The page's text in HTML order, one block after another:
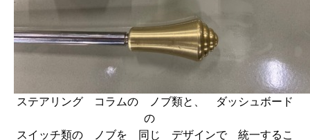
ステアリング コラムの ノブ類と、 ダッシュボード
の
スイッチ類の ノブを 同じ デザインで 統一するこ